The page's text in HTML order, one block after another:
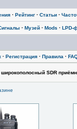
· Рейтинг · Статьи ·
· Музей · Mods · LPD-
· Регистрация · Правила ·
SDR